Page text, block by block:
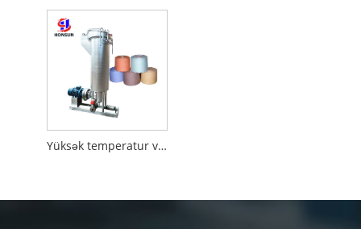
Yüksək temperatur və yüksək təzyiq konus boyama maşını